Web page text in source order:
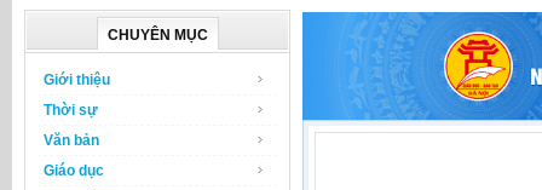
CHUYÊN MỤC
Giới thiệu
Thời sự
Văn bản
Giáo dục